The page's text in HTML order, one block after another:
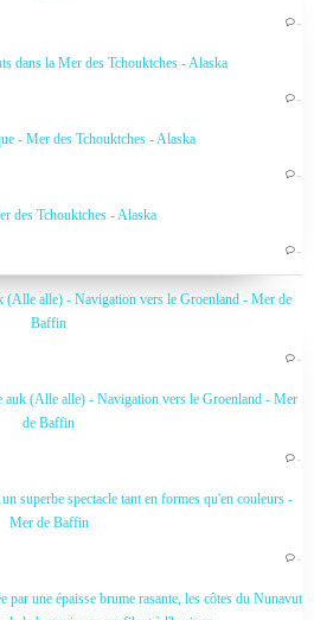
…
dans la Mer des Tchouktches - Alaska
…
- Mer des Tchouktches - Alaska
…
des Tchouktches - Alaska
…
alle) - Navigation vers le Groenland - Mer de
Baffin
…
auk (Alle alle) - Navigation vers le Groenland - Mer
de Baffin
…
superbe spectacle tant en formes qu'en couleurs -
Mer de Baffin
…
par une épaisse brume rasante, les côtes du Nunavut